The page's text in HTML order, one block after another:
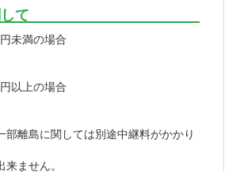
て
未満の場合
以上の場合
部離島に関しては別途中継料がかかり
ません。